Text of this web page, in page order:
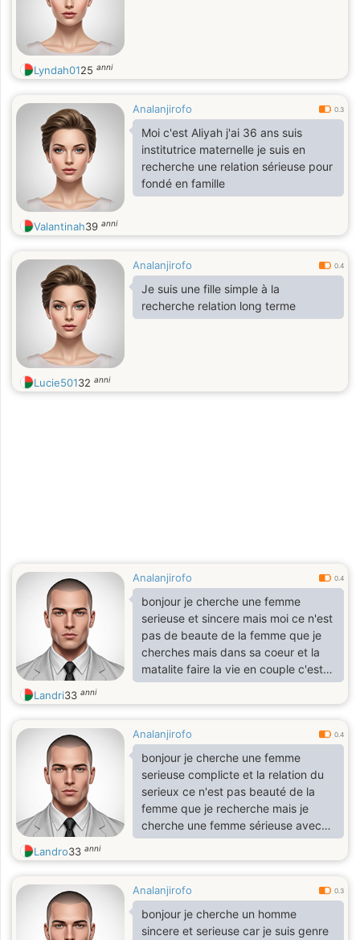
Lyndah0125 anni
Analanjirofo 0.3
Moi c'est Aliyah j'ai 36 ans suis
institutrice maternelle je suis en
recherche une relation sérieuse pour
fondé en famille
Valantinah39 anni
Analanjirofo 0.4
Je suis une fille simple à la
recherche relation long terme
Lucie50132 anni
Analanjirofo 0.4
bonjour je cherche une femme
serieuse et sincere mais moi ce n'est
pas de beaute de la femme que je
cherches mais dans sa coeur et la
matalite faire la vie en couple c'est a
dire je suis d'un homme serieux et
sincere surtout fidele et je suis
waman can do life together with me
Landri33 anni
Analanjirofo 0.4
bonjour je cherche une femme
serieuse complicte et la relation du
serieux ce n'est pas beauté de la
femme que je recherche mais je
cherche une femme sérieuse avec
dans sa coeur et fidèle car je suis
fidèle et sérieuse et je suis pas
looking a Waman who can loing with
life together
Landro33 anni
Analanjirofo 0.3
bonjour je cherche un homme
sincere et serieuse car je suis genre